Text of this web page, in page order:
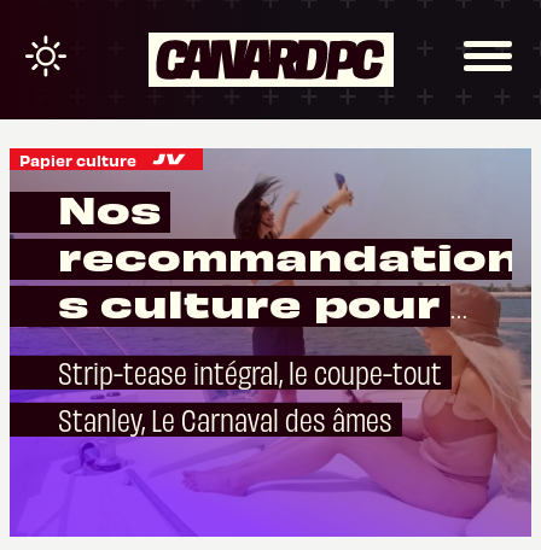
Papier culture
Nos
recommandation
s culture pour
mars
Strip-tease intégral, le coupe-tout
Stanley, Le Carnaval des âmes